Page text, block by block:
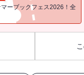
の若き当主・夜行と出会
れ夜行に素顔を見られて
マーブックフェス2026！全